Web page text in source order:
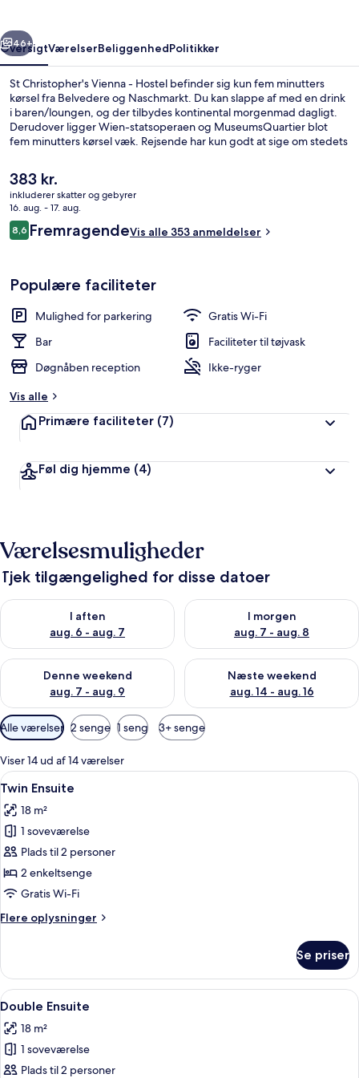
Næste
46+
OversigtVærelserBeliggenhedPolitikker
St Christopher's Vienna - Hostel befinder sig kun fem minutters
kørsel fra Belvedere og Naschmarkt. Du kan slappe af med en drink
i baren/loungen, og der tilbydes kontinental morgenmad dagligt.
Derudover ligger Wien-statsoperaen og MuseumsQuartier blot
fem minutters kørsel væk. Rejsende har kun godt at sige om stedets
gåtur fra offentlig transport: Keplerplatz U-Bahn-station er få skridt
derfra og Columbusplatz Station ligger 3 minutter væk.
Den
nuværende
pris
er
383 kr.
383 kr.
inkluderer skatter og gebyrer
16. aug. - 17. aug.
Anmeldelser
8,68,6 ud af 10.
FremragendeVis alle 353 anmeldelser
Populære faciliteter
Mulighed for parkering
Gratis Wi-Fi
Bar
Faciliteter til tøjvask
Døgnåben reception
Ikke-ryger
Vis alle
Primære faciliteter (7)
Føl dig hjemme (4)
Værelsesmuligheder
Tjek tilgængelighed for disse datoer
I aften
aug. 6 - aug. 7
Tjek tilgængelighed for i aften aug. 6 - aug. 7
I morgen
aug. 7 - aug. 8
Tjek tilgængelighed for i
Denne weekend
aug. 7 - aug. 9
Tjek tilgængelighed for denne weekend aug. 7 - aug. 9
Næste weekend
aug. 14 - aug. 16
Tjek tilgængelighed for næste
Tilgængelige
filtre
for
værelser
Alle værelser 2 senge 1 seng 3+ senge
Viser 14 ud af 14 værelser
Indlæs
alle
billeder
af
Twin
Ensuite
Et hotelværelse med to senge, et
4
Twin Ensuite
18 m²
1 soveværelse
Plads til 2 personer
2 enkeltsenge
Gratis Wi-Fi
Flere oplysninger
Flere
Ensuite
Se priser
Indlæs
alle
billeder
af
Double
Et hotelværelse med en seng, et
4
Double Ensuite
18 m²
1 soveværelse
Plads til 2 personer